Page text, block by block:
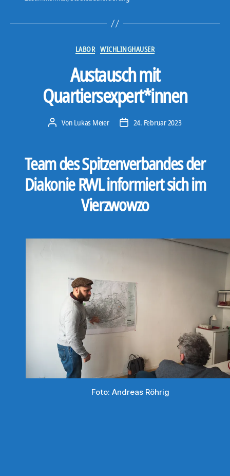
l
Kategorien
LABOR WICHLINGHAUSER
Austausch mit
Quartiersexpert*innen
Beitragsautor
Von Lukas Meier Veröffentlichungsdatum
24. Februar 2023
Team des Spitzenverbandes der
Diakonie RWL informiert sich im
Vierzwowzo
Foto: Andreas Röhrig